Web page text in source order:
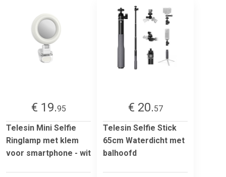
€ 19.95
Telesin Mini Selfie
Ringlamp met klem
voor smartphone - wit
€ 20.57
Telesin Selfie Stick
65cm Waterdicht met
balhoofd